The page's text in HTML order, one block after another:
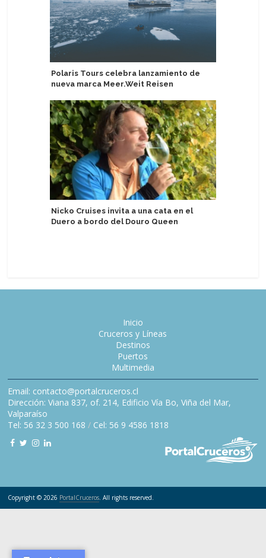
Polaris Tours celebra lanzamiento de
nueva marca Meer.Weit Reisen
Nicko Cruises invita a una cata en el
Duero a bordo del Douro Queen
Inicio
Cruceros y Líneas
Destinos
Puertos
Multimedia
Email: contacto@portalcruceros.cl
Dirección: Viana 837, of. 214, Edificio Vía Bo, Viña del Mar,
Valparaíso
Tel: 56 32 3 500 168 / Cel: 56 9 4586 1818
Copyright © 2026 PortalCruceros. All rights reserved.